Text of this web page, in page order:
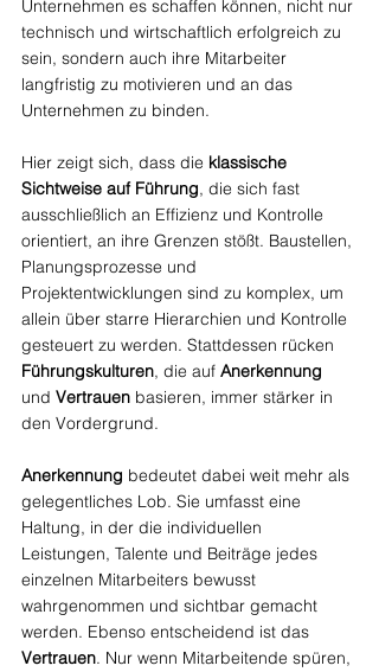
Unternehmen es schaffen können, nicht nur
technisch und wirtschaftlich erfolgreich zu
sein, sondern auch ihre Mitarbeiter
langfristig zu motivieren und an das
Unternehmen zu binden.
Hier zeigt sich, dass die klassische
Sichtweise auf Führung, die sich fast
ausschließlich an Effizienz und Kontrolle
orientiert, an ihre Grenzen stößt. Baustellen,
Planungsprozesse und
Projektentwicklungen sind zu komplex, um
allein über starre Hierarchien und Kontrolle
gesteuert zu werden. Stattdessen rücken
Führungskulturen, die auf Anerkennung
und Vertrauen basieren, immer stärker in
den Vordergrund.
Anerkennung bedeutet dabei weit mehr als
gelegentliches Lob. Sie umfasst eine
Haltung, in der die individuellen
Leistungen, Talente und Beiträge jedes
einzelnen Mitarbeiters bewusst
wahrgenommen und sichtbar gemacht
werden. Ebenso entscheidend ist das
Vertrauen. Nur wenn Mitarbeitende spüren,